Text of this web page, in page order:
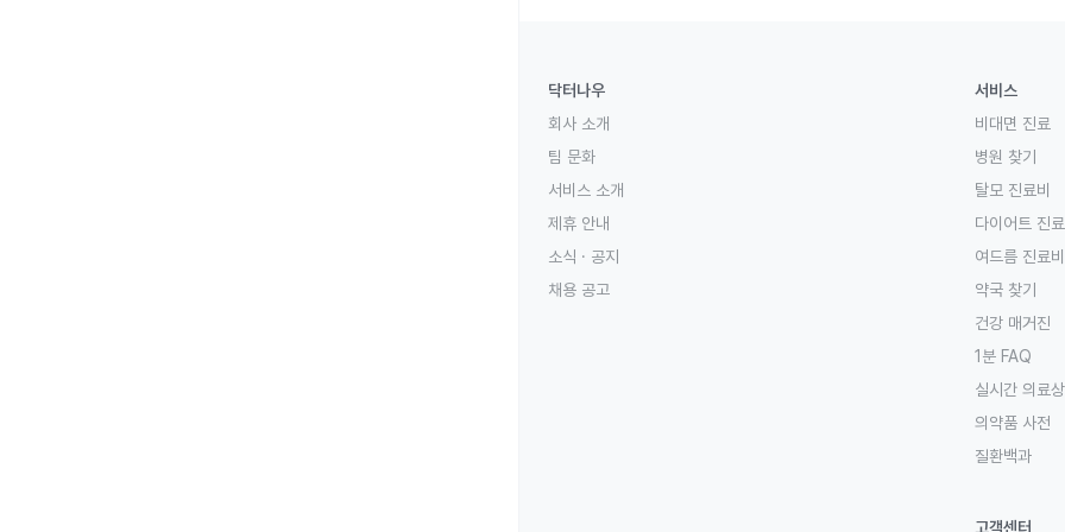
닥터나우
회사 소개
팀 문화
서비스 소개
제휴 안내
소식 · 공지
채용 공고
서비스
비대면 진료
병원 찾기
탈모 진료비
다이어트 진료
여드름 진료비
약국 찾기
건강 매거진
1분 FAQ
실시간 의료
의약품 사전
질환백과
고객센터